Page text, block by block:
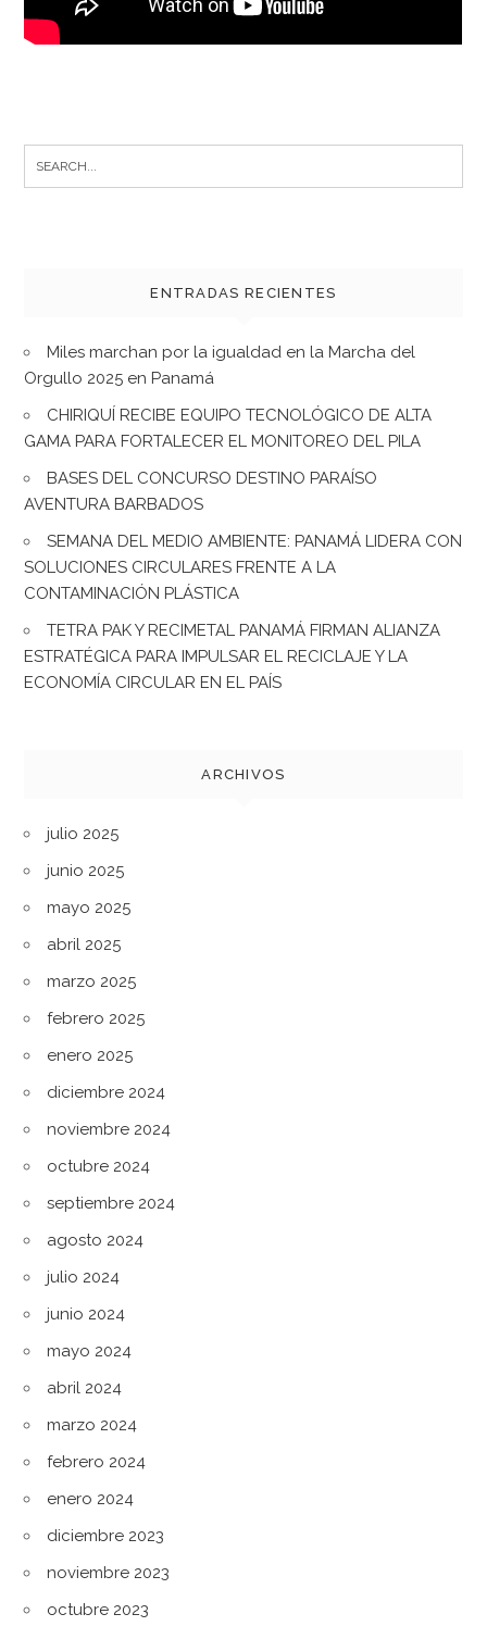
ENTRADAS RECIENTES
Miles marchan por la igualdad en la Marcha del
Orgullo 2025 en Panamá
CHIRIQUÍ RECIBE EQUIPO TECNOLÓGICO DE ALTA
GAMA PARA FORTALECER EL MONITOREO DEL PILA
BASES DEL CONCURSO DESTINO PARAÍSO
AVENTURA BARBADOS
SEMANA DEL MEDIO AMBIENTE: PANAMÁ LIDERA CON
SOLUCIONES CIRCULARES FRENTE A LA
CONTAMINACIÓN PLÁSTICA
TETRA PAK Y RECIMETAL PANAMÁ FIRMAN ALIANZA
ESTRATÉGICA PARA IMPULSAR EL RECICLAJE Y LA
ECONOMÍA CIRCULAR EN EL PAÍS
ARCHIVOS
julio 2025
junio 2025
mayo 2025
abril 2025
marzo 2025
febrero 2025
enero 2025
diciembre 2024
noviembre 2024
octubre 2024
septiembre 2024
agosto 2024
julio 2024
junio 2024
mayo 2024
abril 2024
marzo 2024
febrero 2024
enero 2024
diciembre 2023
noviembre 2023
octubre 2023